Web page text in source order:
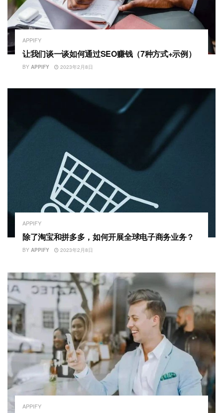
APPIFY
让我们谈一谈如何通过SEO赚钱（7种方式+示例）
BY APPIFY 2023年2月8日
APPIFY
除了淘宝和拼多多，如何开展全球电子商务业务？
BY APPIFY 2023年2月8日
APPIFY